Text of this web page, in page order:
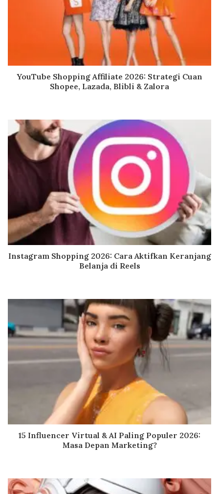
YouTube Shopping Affiliate 2026: Strategi Cuan
Shopee, Lazada, Blibli & Zalora
Instagram Shopping 2026: Cara Aktifkan Keranjang
Belanja di Reels
15 Influencer Virtual & AI Paling Populer 2026:
Masa Depan Marketing?